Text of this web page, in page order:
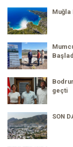
Muğla
geçti
SON